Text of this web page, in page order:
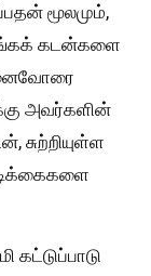
மூலமும்,
சங்கக் கடன்களை
அவர்களின்
சுற்றியுள்ள
கட்டுப்பாடு